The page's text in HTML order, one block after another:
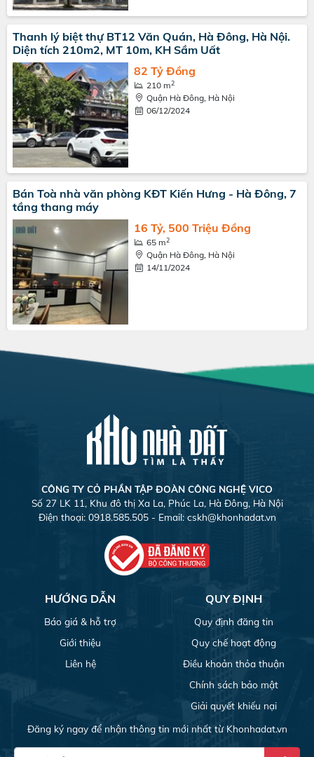
Thanh lý biệt thự BT12 Văn Quán, Hà Đông, Hà Nội.
Diện tích 210m2, MT 10m, KH Sầm Uất
82 Tỷ Đồng
210 m2
Quận Hà Đông, Hà Nội
06/12/2024
Bán Toà nhà văn phòng KĐT Kiến Hưng - Hà Đông, 7
tầng thang máy
16 Tỷ, 500 Triệu Đồng
65 m2
Quận Hà Đông, Hà Nội
14/11/2024
CÔNG TY CỎ PHẦN TẬP ĐOÀN CÔNG NGHỆ VICO
Số 27 LK 11, Khu đô thị Xa La, Phúc La, Hà Đông, Hà Nội
Điện thoại: 0918.585.505 - Email: cskh@khonhadat.vn
HƯỚNG DẪN
Báo giá & hỗ trợ
Giới thiệu
Liên hệ
QUY ĐỊNH
Quy định đăng tin
Quy chế hoạt động
Điều khoản thỏa thuận
Chính sách bảo mật
Giải quyết khiếu nại
Đăng ký ngay để nhận thông tin mới nhất từ Khonhadat.vn